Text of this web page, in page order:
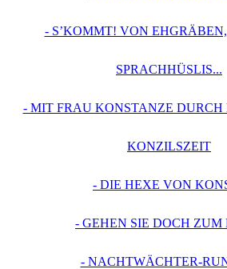
- S’KOMMT! VON
SPRACHHÜSLIS...
- MIT FRAU KONSTANZE DURCH
KONZILSZEIT
- DIE HEXE VON
- GEHEN SIE DOCH ZUM
- NACHTWÄCHTER-